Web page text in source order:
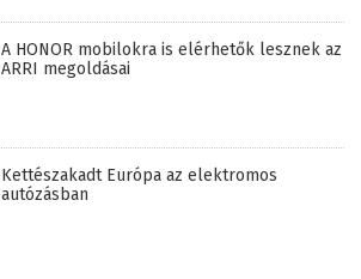
A HONOR mobilokra is elérhetők lesznek az
ARRI megoldásai
Kettészakadt Európa az elektromos
autózásban